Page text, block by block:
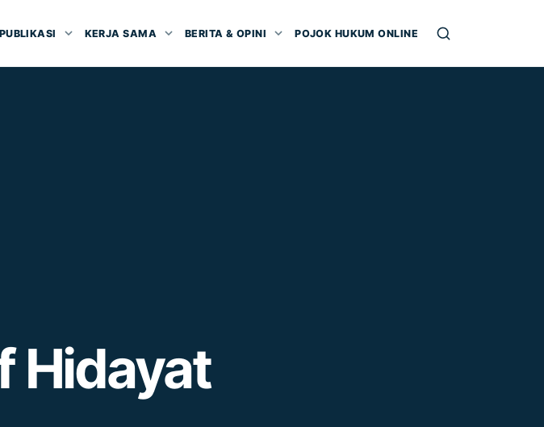
PUBLIKASI KERJA SAMA BERITA & OPINI POJOK HUKUM ONLINE
Hidayat